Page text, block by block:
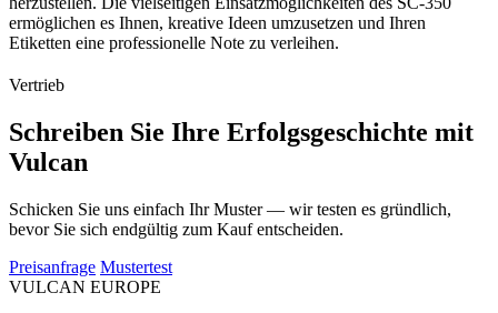
ermöglichen es Ihnen, kreative Ideen umzusetzen und Ihren
Etiketten eine professionelle Note zu verleihen.
Vertrieb
Schreiben Sie Ihre Erfolgsgeschichte mit
Vulcan
Schicken Sie uns einfach Ihr Muster — wir testen es gründlich,
bevor Sie sich endgültig zum Kauf entscheiden.
Preisanfrage Mustertest
VULCAN EUROPE